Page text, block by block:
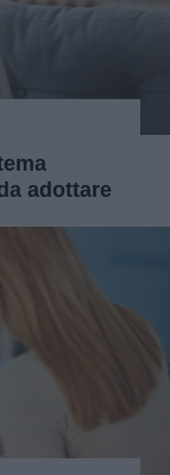
adottare